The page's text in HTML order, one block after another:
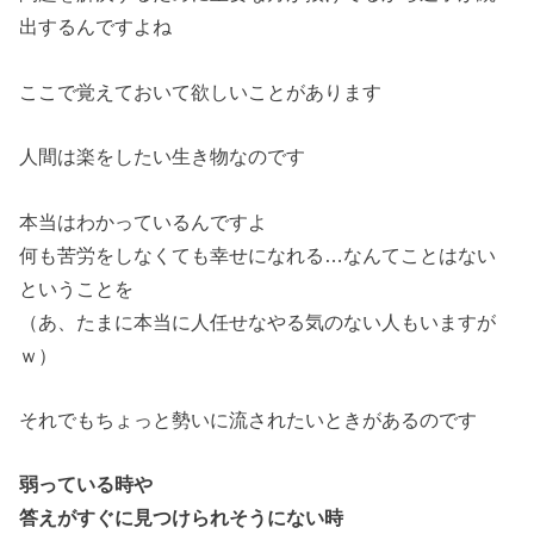
出するんですよね
ここで覚えておいて欲しいことがあります
人間は楽をしたい生き物なのです
本当はわかっているんですよ
何も苦労をしなくても幸せになれる…なんてことはない
ということを
（あ、たまに本当に人任せなやる気のない人もいますが
ｗ）
それでもちょっと勢いに流されたいときがあるのです
弱っている時や
答えがすぐに見つけられそうにない時